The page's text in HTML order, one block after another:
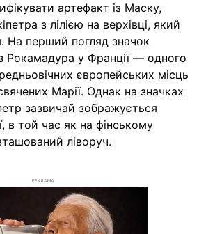
артефакт із Маску,
з лілією на верхівці, який
На перший погляд значок
Рокамадура у Франції — одного
європейських місць
Марії. Однак на значках
зазвичай зображується
в той час як на фінському
ліворуч.
РЕКЛАМА